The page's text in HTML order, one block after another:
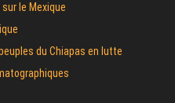
le Mexique
du Chiapas en lutte